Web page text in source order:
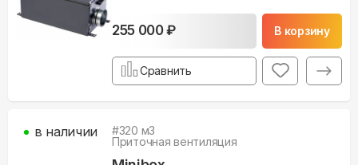
255 000 ₽ В корзину
Сравнить
#320 м3
Приточная вентиляция
в наличии